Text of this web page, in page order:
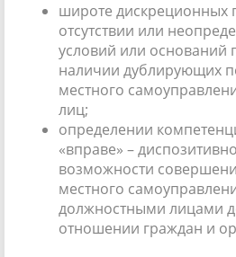
широте дискреционных
отсутствии или
условий или оснований
наличии дублирующих
местного
лиц;
определении
«вправе» –
возможности
местного
должностными лицами
отношении граждан и